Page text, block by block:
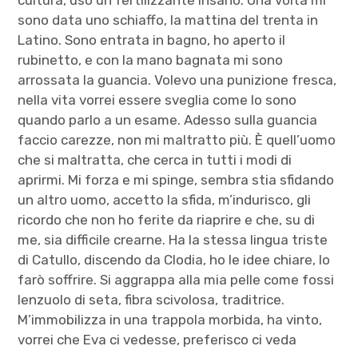
sono data uno schiaffo, la mattina del trenta in
Latino. Sono entrata in bagno, ho aperto il
rubinetto, e con la mano bagnata mi sono
arrossata la guancia. Volevo una punizione fresca,
nella vita vorrei essere sveglia come lo sono
quando parlo a un esame. Adesso sulla guancia
faccio carezze, non mi maltratto più. È quell’uomo
che si maltratta, che cerca in tutti i modi di
aprirmi. Mi forza e mi spinge, sembra stia sfidando
un altro uomo, accetto la sfida, m’indurisco, gli
ricordo che non ho ferite da riaprire e che, su di
me, sia difficile crearne. Ha la stessa lingua triste
di Catullo, discendo da Clodia, ho le idee chiare, lo
farò soffrire. Si aggrappa alla mia pelle come fossi
lenzuolo di seta, fibra scivolosa, traditrice.
M’immobilizza in una trappola morbida, ha vinto,
vorrei che Eva ci vedesse, preferisco ci veda